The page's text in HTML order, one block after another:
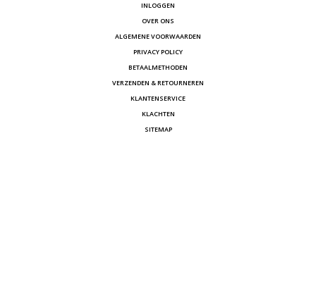
INLOGGEN
OVER ONS
ALGEMENE VOORWAARDEN
PRIVACY POLICY
BETAALMETHODEN
VERZENDEN & RETOURNEREN
KLANTENSERVICE
KLACHTEN
SITEMAP